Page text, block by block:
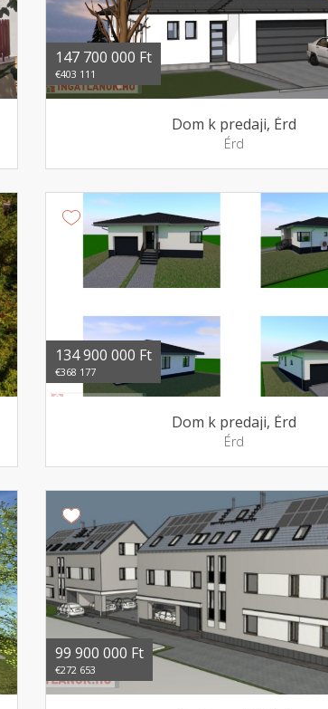
147 700 000 Ft
€403 111
Dom k predaji, Érd
Érd
134 900 000 Ft
€368 177
Dom k predaji, Érd
Érd
99 900 000 Ft
€272 653